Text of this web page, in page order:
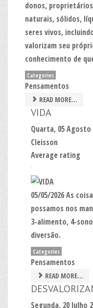
donos,
naturais, sólidos,
seres vivos,
valorizam seu
conhecimento de
Categories
Pensamentos
READ MORE...
VIDA
Quarta, 05 Agosto
Cleisson
Average rating
05/05/2026 As
possamos nos
3-alimento, 4-
diversão.
Categories
Pensamentos
READ MORE...
Segunda, 20 Julho